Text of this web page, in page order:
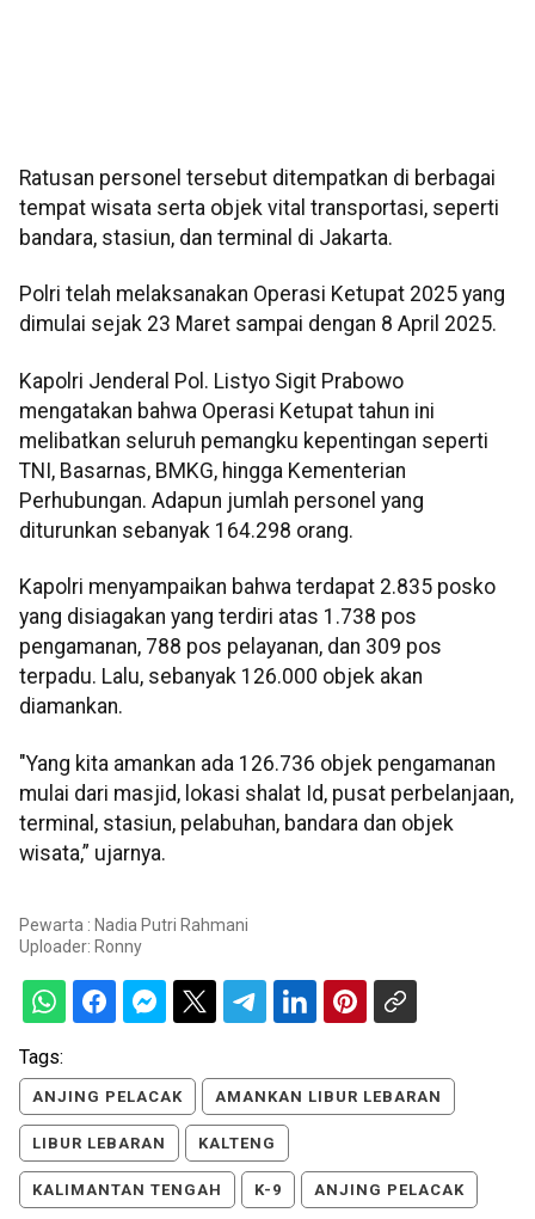
Ratusan personel tersebut ditempatkan di berbagai
tempat wisata serta objek vital transportasi, seperti
bandara, stasiun, dan terminal di Jakarta.
Polri telah melaksanakan Operasi Ketupat 2025 yang
dimulai sejak 23 Maret sampai dengan 8 April 2025.
Kapolri Jenderal Pol. Listyo Sigit Prabowo
mengatakan bahwa Operasi Ketupat tahun ini
melibatkan seluruh pemangku kepentingan seperti
TNI, Basarnas, BMKG, hingga Kementerian
Perhubungan. Adapun jumlah personel yang
diturunkan sebanyak 164.298 orang.
Kapolri menyampaikan bahwa terdapat 2.835 posko
yang disiagakan yang terdiri atas 1.738 pos
pengamanan, 788 pos pelayanan, dan 309 pos
terpadu. Lalu, sebanyak 126.000 objek akan
diamankan.
"Yang kita amankan ada 126.736 objek pengamanan
mulai dari masjid, lokasi shalat Id, pusat perbelanjaan,
terminal, stasiun, pelabuhan, bandara dan objek
wisata,” ujarnya.
Pewarta : Nadia Putri Rahmani
Uploader: Ronny
Tags:
ANJING PELACAK AMANKAN LIBUR LEBARAN
LIBUR LEBARAN KALTENG
KALIMANTAN TENGAH K-9 ANJING PELACAK